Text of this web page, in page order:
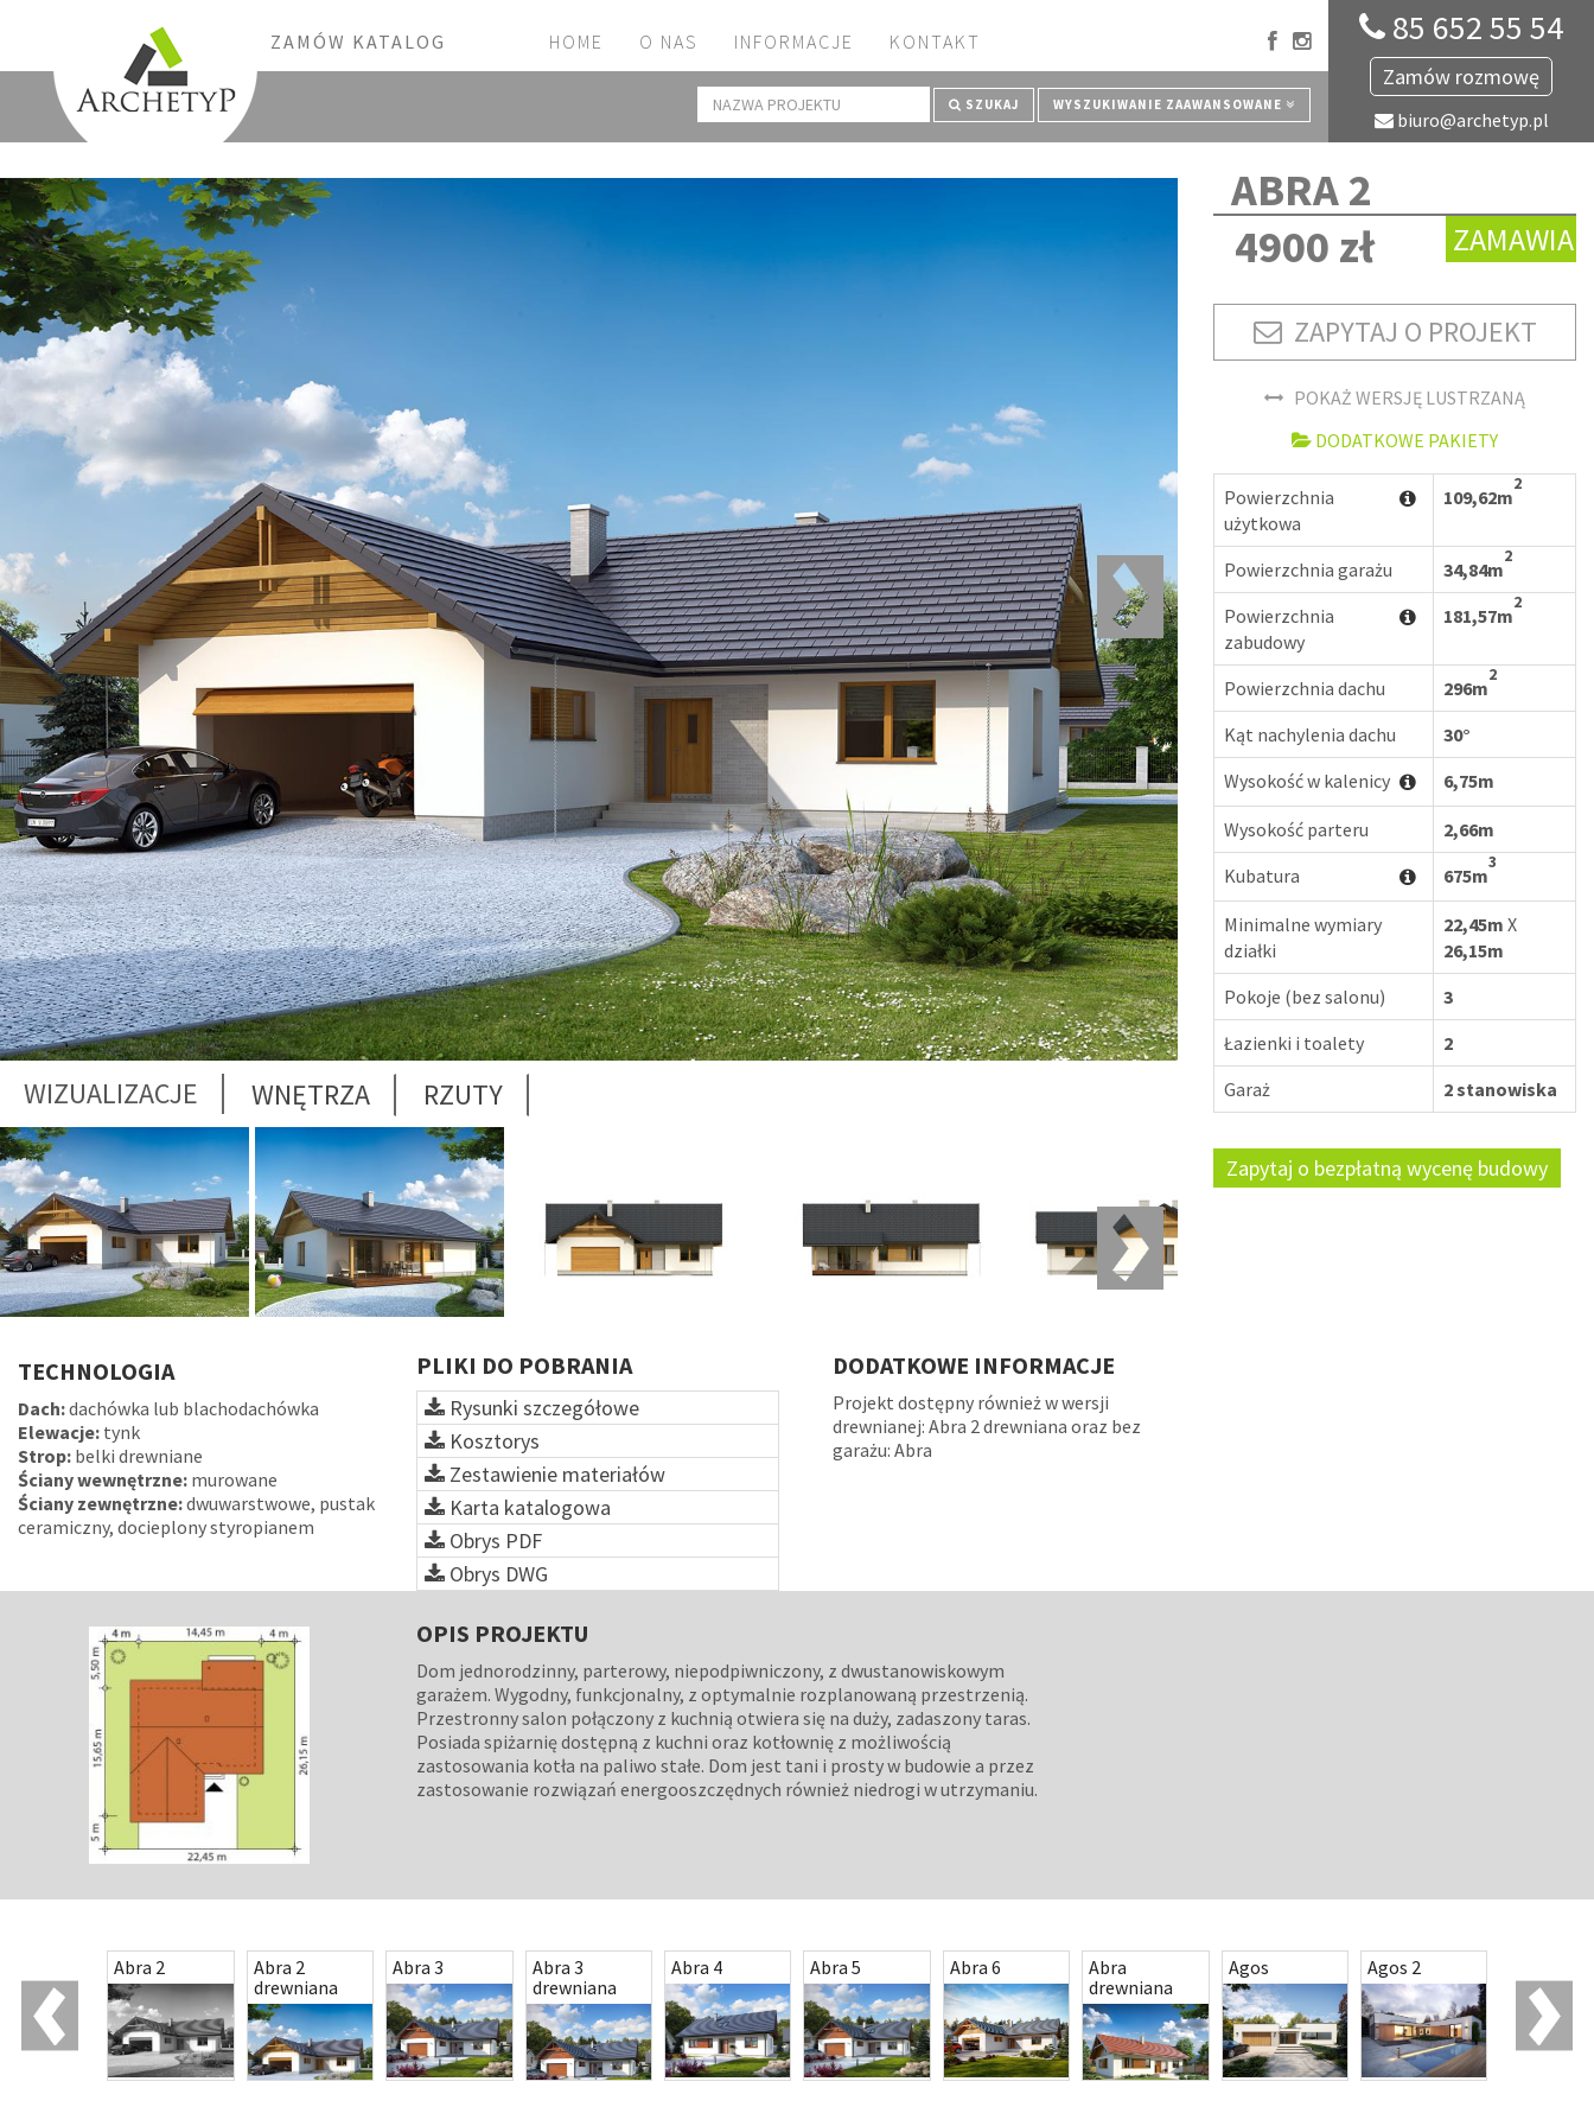
ZAMÓW KATALOG HOME O NAS INFORMACJE KONTAKT 85 652 55 54
Zamów rozmowę
biuro@archetyp.pl
SZUKAJ WYSZUKIWANIE ZAAWANSOWANE
WIZUALIZACJE WNĘTRZA RZUTY
ABRA 2
4900 zł
ZAPYTAJ O PROJEKT
POKAŻ WERSJĘ LUSTRZANĄ
DODATKOWE PAKIETY
Powierzchnia
użytkowa
109,62m
2
Powierzchnia garażu 34,84m
2
Powierzchnia
zabudowy
181,57m
2
Powierzchnia dachu 296m
2
Kąt nachylenia dachu
30°
Wysokość w kalenicy
6,75m
Wysokość parteru
2,66m
Kubatura
675m
3
Minimalne wymiary
działki
22,45m X
26,15m
Pokoje (bez salonu)
3
Łazienki i toalety
2
Garaż
2 stanowiska
Zapytaj o bezpłatną wycenę budowy
TECHNOLOGIA
Dach:dachówka lub blachodachówka
Elewacje: tynk
Strop: belki drewniane
Ściany wewnętrzne: murowane
Ściany zewnętrzne:dwuwarstwowe, pustak
ceramiczny, docieplony styropianem
PLIKI DO POBRANIA
Rysunki szczegółowe
Kosztorys
Zestawienie materiałów
Karta katalogowa
Obrys PDF
Obrys DWG
DODATKOWE INFORMACJE
Projekt dostępny również w wersji
drewnianej: Abra 2 drewniana oraz bez
garażu: Abra
OPIS PROJEKTU
Dom jednorodzinny, parterowy, niepodpiwniczony, z dwustanowiskowym
garażem. Wygodny, funkcjonalny, z optymalnie rozplanowaną przestrzenią.
Przestronny salon połączony z kuchnią otwiera się na duży, zadaszony taras.
Posiada spiżarnię dostępną z kuchni oraz kotłownię z możliwością
zastosowania kotła na paliwo stałe. Dom jest tani i prosty w budowie a przez
zastosowanie rozwiązań energooszczędnych również niedrogi w utrzymaniu.
Abra 2
Abra 2
drewniana
Abra 3
Abra 3
drewniana
Abra 4 Abra 5 Abra 6
Abra
drewniana
Agos Agos 2